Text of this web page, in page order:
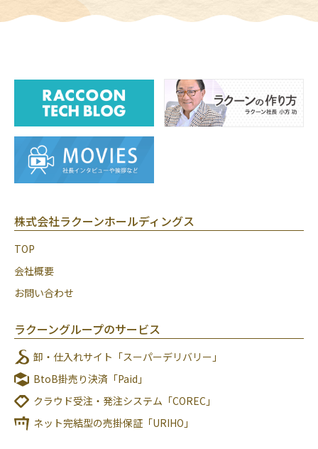
株式会社ラクーンホールディングス
TOP
会社概要
お問い合わせ
ラクーングループのサービス
卸・仕入れサイト「スーパーデリバリー」
BtoB掛売り決済「Paid」
クラウド受注・発注システム「COREC」
ネット完結型の売掛保証「URIHO」